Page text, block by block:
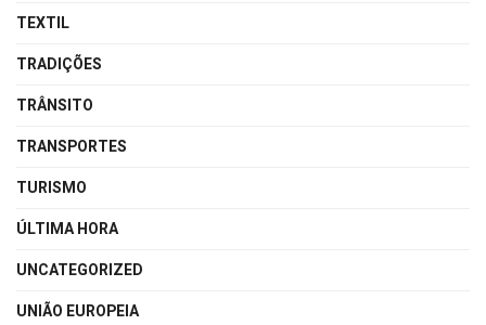
TEXTIL
TRADIÇÕES
TRÂNSITO
TRANSPORTES
TURISMO
ÚLTIMA HORA
UNCATEGORIZED
UNIÃO EUROPEIA